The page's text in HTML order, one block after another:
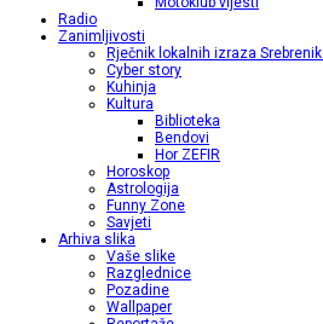
Radio
Zanimljivosti
Rječnik lokalnih izraza
Cyber story
Kuhinja
Kultura
Biblioteka
Bendovi
Hor ZEFIR
Horoskop
Astrologija
Funny Zone
Savjeti
Arhiva slika
Vaše slike
Razglednice
Pozadine
Wallpaper